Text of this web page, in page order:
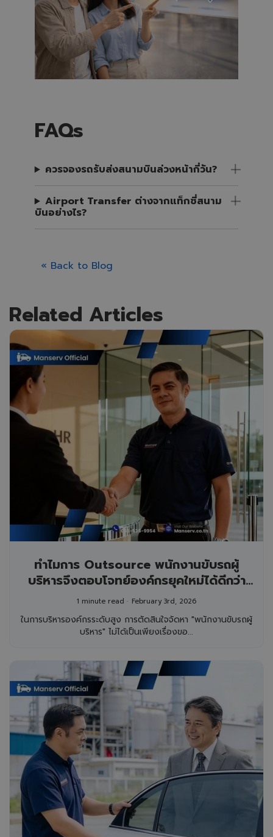
FAQs
ควรจองรถรับส่งสนามบินล่วงหน้ากี่วัน?
Airport Transfer ต่างจากแท็กซี่สนาม
บินอย่างไร?
« Back to Blog
Related Articles
ทำไมการ Outsource พนักงานขับรถผู้
บริหารจึงตอบโจทย์องค์กรยุคใหม่ได้ดีกว่า
การจ้างตรง?
1 minute read February 3rd, 2026
ในการบริหารองค์กรระดับสูง การตัดสินใจจัดหา "พนักงานขับรถผู้
บริหาร" ไม่ได้เป็นเพียงเรื่องขอ...